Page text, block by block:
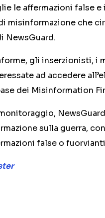
le affermazioni false
misinformazione che
NewsGuard.
gli inserzionisti, i
ad accedere
dei Misinformation
sulla guerra,
false o